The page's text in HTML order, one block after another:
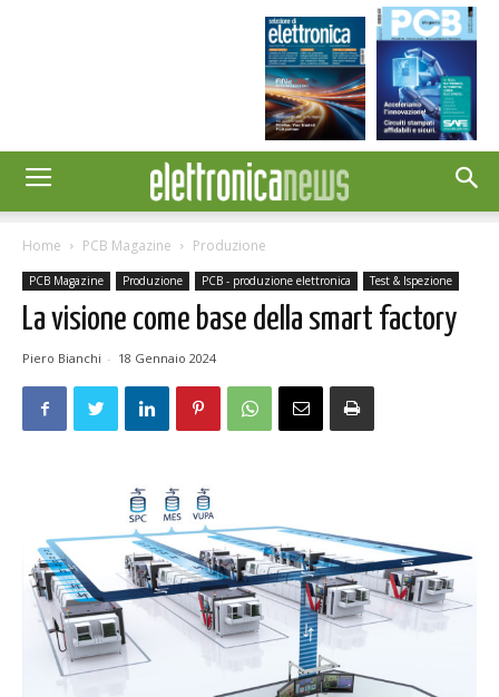
Home PCB Magazine Produzione
PCB Magazine Produzione PCB - produzione elettronica Test & Ispezione
La visione come base della smart factory
Piero Bianchi - 18 Gennaio 2024